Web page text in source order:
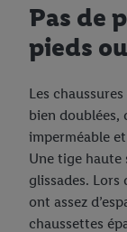
Pas de
pieds
Les
bien doublées,
imperméable
Une tige haute
glissades. Lors
ont assez
chaussettes